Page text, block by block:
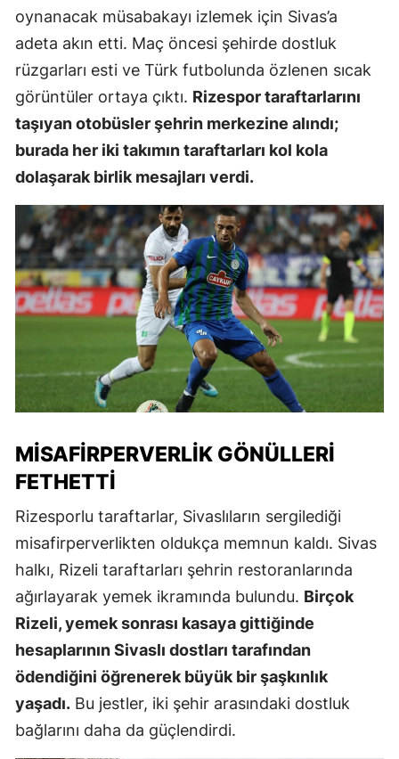
oynanacak müsabakayı izlemek için Sivas’a
adeta akın etti. Maç öncesi şehirde dostluk
rüzgarları esti ve Türk futbolunda özlenen sıcak
görüntüler ortaya çıktı. Rizespor taraftarlarını
taşıyan otobüsler şehrin merkezine alındı;
burada her iki takımın taraftarları kol kola
dolaşarak birlik mesajları verdi.
MISAFIRPERVERLIK GÖNÜLLERI
FETHETTI
Rizesporlu taraftarlar, Sivaslıların sergilediği
misafirperverlikten oldukça memnun kaldı. Sivas
halkı, Rizeli taraftarları şehrin restoranlarında
ağırlayarak yemek ikramında bulundu. Birçok
Rizeli, yemek sonrası kasaya gittiğinde
hesaplarının Sivaslı dostları tarafından
ödendiğini öğrenerek büyük bir şaşkınlık
yaşadı. Bu jestler, iki şehir arasındaki dostluk
bağlarını daha da güçlendirdi.